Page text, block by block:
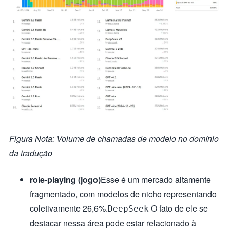
Figura Nota: Volume de chamadas de modelo no domínio
da tradução
role-playing (jogo)Esse é um mercado altamente
fragmentado, com modelos de nicho representando
coletivamente 26,6%.DeepSeek O fato de ele se
destacar nessa área pode estar relacionado à